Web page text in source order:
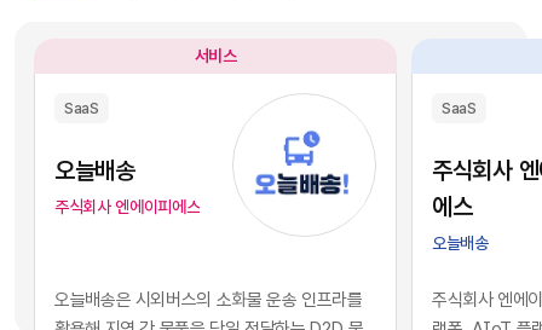
높이기 위해 도입한 수많은 소프트웨어들이 오히
려 전사적인 데이터의 흐름을 원천적으로 단절시
키는 부작용, 즉 'SaaS 파편화' 현상을 초래한 것
입니다. 각 부서가 자신의 목적에만 부합하는 솔루
션을 파편적으로 채택하고 운용함에 따라, 기업의
핵심 자산인 데이터는 서로 호환되지 않는 수백 개
의 개별 애플리케이션 서버 안에 고립되는 결과를
니다. 특정 부서 단위의 기능적 최적화나 개별 앱의
습니다. 이는
리 기업과 완벽
리즘과 추론
된 기술력과 개
현재의 AI 지
하게 거래되고
게 되었습니다.
다. 경쟁사가
서비스
SaaS
오늘배송
주식회사 엔에이피에스
오늘배송은 시외버스의 소화물 운송 인프라를
SaaS
주식회사
에스
오늘배송
주식회사 엔에